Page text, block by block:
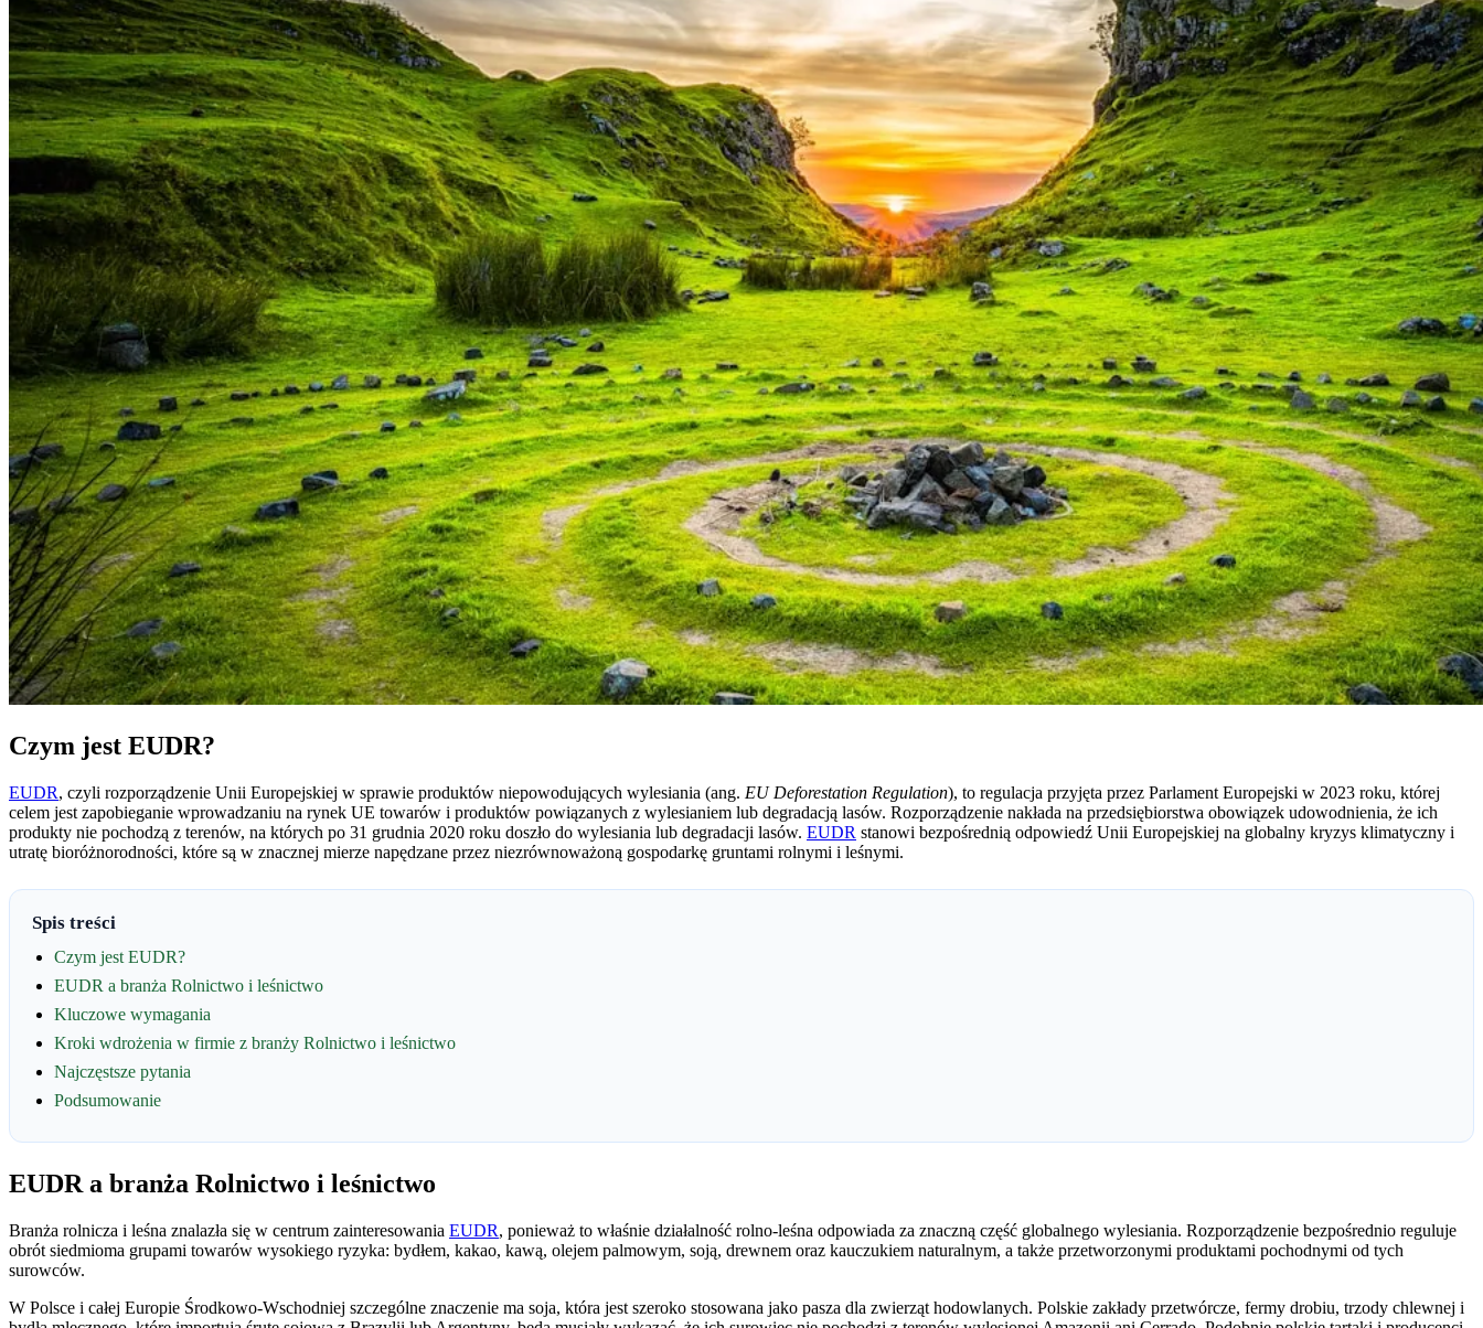
Czym jest EUDR?
EUDR, czyli rozporządzenie Unii Europejskiej w sprawie produktów niepowodujących wylesiania (ang. EU Deforestation Regulation), to regulacja przyjęta przez Parlament Europejski w 2023 roku, której
celem jest zapobieganie wprowadzaniu na rynek UE towarów i produktów powiązanych z wylesianiem lub degradacją lasów. Rozporządzenie nakłada na przedsiębiorstwa obowiązek udowodnienia, że ich
produkty nie pochodzą z terenów, na których po 31 grudnia 2020 roku doszło do wylesiania lub degradacji lasów. EUDR stanowi bezpośrednią odpowiedź Unii Europejskiej na globalny kryzys klimatyczny i
utratę bioróżnorodności, które są w znacznej mierze napędzane przez niezrównoważoną gospodarkę gruntami rolnymi i leśnymi.
Spis treści
Czym jest EUDR?
EUDR a branża Rolnictwo i leśnictwo
Kluczowe wymagania
Kroki wdrożenia w firmie z branży Rolnictwo i leśnictwo
Najczęstsze pytania
Podsumowanie
EUDR a branża Rolnictwo i leśnictwo
Branża rolnicza i leśna znalazła się w centrum zainteresowania EUDR, ponieważ to właśnie działalność rolno-leśna odpowiada za znaczną część globalnego wylesiania. Rozporządzenie bezpośrednio reguluje
obrót siedmioma grupami towarów wysokiego ryzyka: bydłem, kakao, kawą, olejem palmowym, soją, drewnem oraz kauczukiem naturalnym, a także przetworzonymi produktami pochodnymi od tych
surowców.
W Polsce i całej Europie Środkowo-Wschodniej szczególne znaczenie ma soja, która jest szeroko stosowana jako pasza dla zwierząt hodowlanych. Polskie zakłady przetwórcze, fermy drobiu, trzody chlewnej i